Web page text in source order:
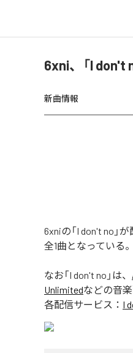
6xni、「I don't
新曲情報
6xniの「I don't no」
全1曲となっている。
なお「I don't no 」は、
Unlimitedなどの音
各配信サービス： I